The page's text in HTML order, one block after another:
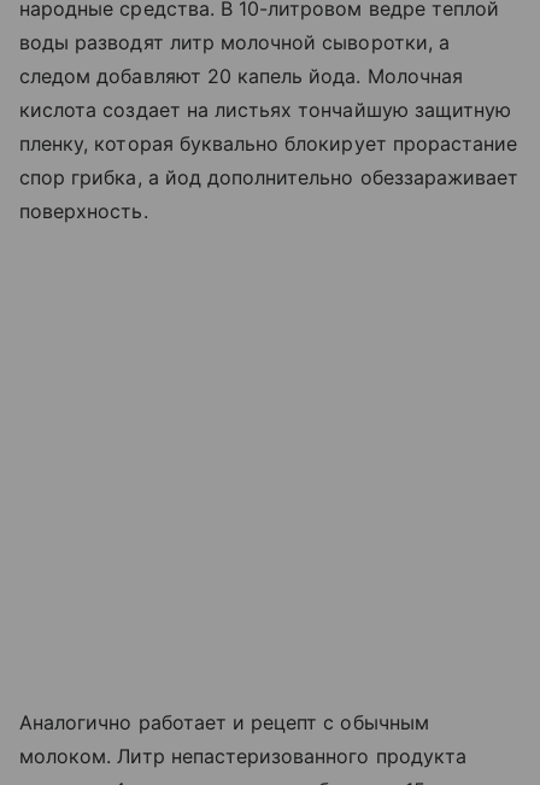
народные средства. В 10-литровом ведре теплой
воды разводят литр молочной сыворотки, а
следом добавляют 20 капель йода. Молочная
кислота создает на листьях тончайшую защитную
пленку, которая буквально блокирует прорастание
спор грибка, а йод дополнительно обеззараживает
поверхность.
Аналогично работает и рецепт с обычным
молоком. Литр непастеризованного продукта